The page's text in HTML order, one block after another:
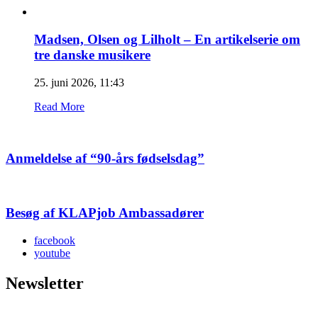
Madsen, Olsen og Lilholt – En artikelserie om
tre danske musikere
25. juni 2026, 11:43
Read More
Anmeldelse af “90-års fødselsdag”
Besøg af KLAPjob Ambassadører
facebook
youtube
Newsletter